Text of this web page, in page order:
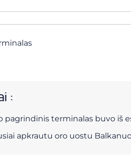
:
terminalas buvo iš
apkrautu oro uostu